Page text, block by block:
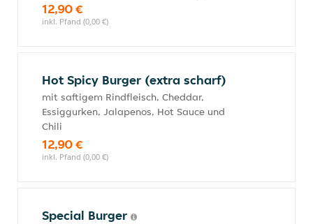
12,90 €
inkl. Pfand (0,00 €)
Hot Spicy Burger (extra scharf)
mit saftigem Rindfleisch, Cheddar,
Essiggurken, Jalapenos, Hot Sauce und
Chili
12,90 €
inkl. Pfand (0,00 €)
Special Burger